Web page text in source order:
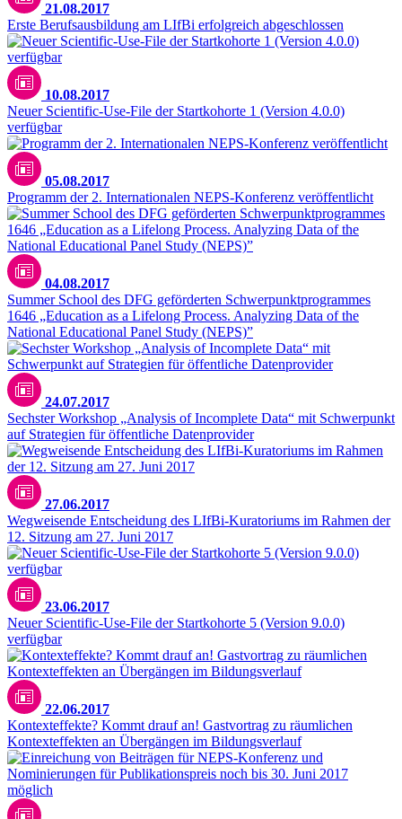
21.08.2017
Erste Berufsausbildung am LIfBi erfolgreich abgeschlossen
10.08.2017
Neuer Scientific-Use-File der Startkohorte 1 (Version 4.0.0)
verfügbar
05.08.2017
Programm der 2. Internationalen NEPS-Konferenz veröffentlicht
04.08.2017
Summer School des DFG geförderten Schwerpunktprogrammes
1646 „Education as a Lifelong Process. Analyzing Data of the
National Educational Panel Study (NEPS)”
24.07.2017
Sechster Workshop „Analysis of Incomplete Data“ mit Schwerpunkt
auf Strategien für öffentliche Datenprovider
27.06.2017
Wegweisende Entscheidung des LIfBi-Kuratoriums im Rahmen der
12. Sitzung am 27. Juni 2017
23.06.2017
Neuer Scientific-Use-File der Startkohorte 5 (Version 9.0.0)
verfügbar
22.06.2017
Kontexteffekte? Kommt drauf an! Gastvortrag zu räumlichen
Kontexteffekten an Übergängen im Bildungsverlauf